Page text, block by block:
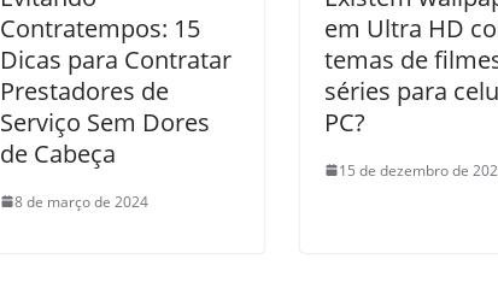
Contratempos: 15
Dicas para Contratar
Prestadores de
Serviço Sem Dores
de Cabeça
8 de março de 2024
em Ultra HD
temas de
séries para
PC?
15 de dezembro de